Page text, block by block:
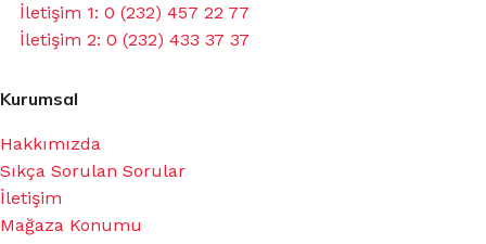
İletişim 1: 0 (232) 457 22 77
İletişim 2: 0 (232) 433 37 37
Kurumsal
Hakkımızda
Sıkça Sorulan Sorular
İletişim
Mağaza Konumu